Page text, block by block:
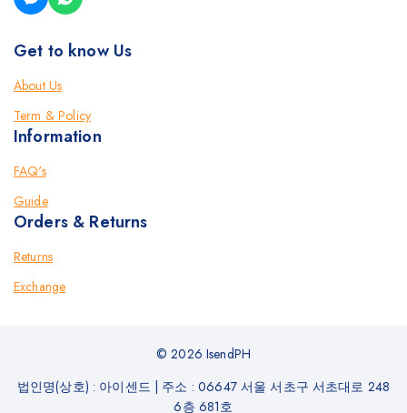
Get to know Us
About Us
Term & Policy
Information
FAQ's
Guide
Orders & Returns
Returns
Exchange
© 2026 IsendPH
법인명(상호) : 아이센드
주소 : 06647 서울 서초구 서초대로 248
6층 681호